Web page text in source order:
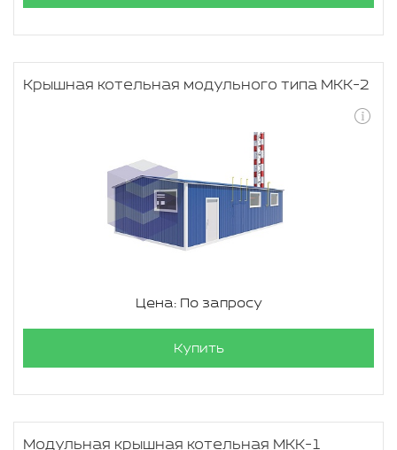
Крышная котельная модульного типа МКК-2
Цена: По запросу
Купить
Модульная крышная котельная МКК-1